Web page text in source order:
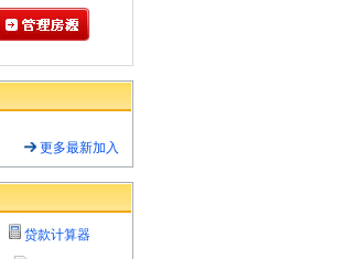
更多最新加入
贷款计算器